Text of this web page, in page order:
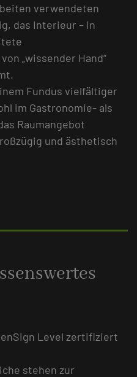
verwendeten
das Interieur – in
„wissender Hand“
Fundus vielfältiger
im Gastronomie- als
Raumangebot
und ästhetisch
Level zertifiziert
stehen zur